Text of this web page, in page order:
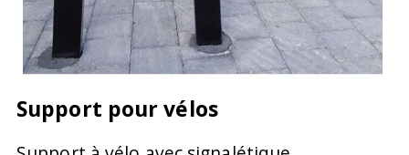
Support pour vélos